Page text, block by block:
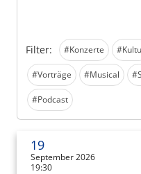
Filter: #Konzerte
#Vorträge #Musical
#Podcast
19
September 2026
19:30